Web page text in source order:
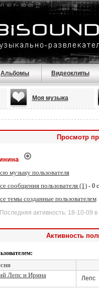
Альбомы Видеоклипы
Моя музыка
Просмотр
музыку пользователя
сообщения пользователя (1)- 0
темы созданные пользователем
активность: 18-10-09 в
Активность
Лепс и Ирина
Лепс